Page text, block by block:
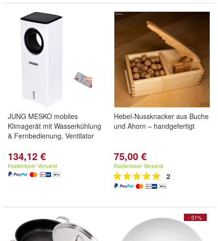
JUNG MESKO mobiles
Klimagerät mit Wasserkühlung
& Fernbedienung, Ventilator
134,12 €
Kostenloser Versand
Hebel-Nussknacker aus Buche
und Ahorn – handgefertigt
75,00 €
Kostenloser Versand
2
- 51%